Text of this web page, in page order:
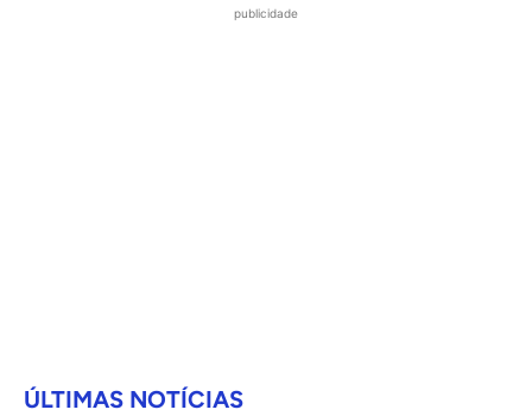
publicidade
ÚLTIMAS NOTÍCIAS